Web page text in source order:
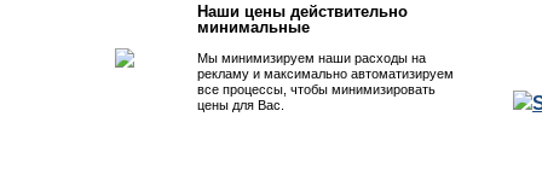
Наши цены действительно
минимальные
Мы минимизируем наши расходы на
рекламу и максимально автоматизируем
все процессы, чтобы минимизировать
цены для Вас.